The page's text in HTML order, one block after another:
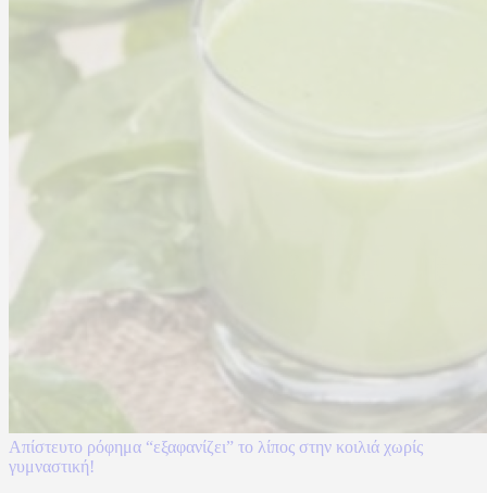
Απίστευτο ρόφημα “εξαφανίζει” το λίπος στην κοιλιά χωρίς
γυμναστική!